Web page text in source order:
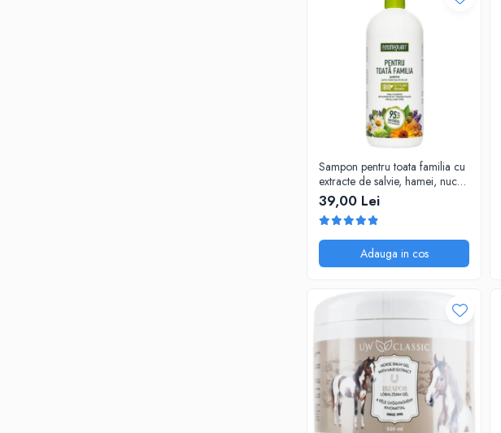
Sampon pentru toata familia cu
extracte de salvie, hamei, nuca,
romanita, lavanda, urzică și
calendula organice
Cosmeplant, 1000 ml
39,00 Lei
Adauga in cos